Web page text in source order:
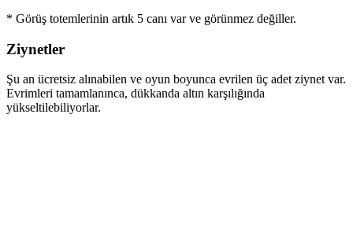
* Görüş totemlerinin artık 5 canı var ve görünmez değiller.
Ziynetler
Şu an ücretsiz alınabilen ve oyun boyunca evrilen üç adet ziynet var.
Evrimleri tamamlanınca, dükkanda altın karşılığında
yükseltilebiliyorlar.